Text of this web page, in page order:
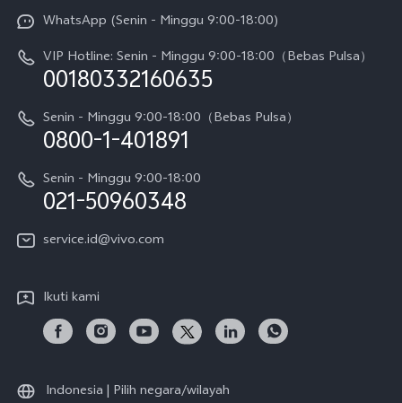
V70
V70 FE
Y05
X300 Pro
Gerai Terdekat
Funtouch OS
Pembaruan Sistem
Harga Spare Part
Otentikasi IMEI
Kebijakan Garansi vivo
Layanan Perbaikan Antar Jemput
Unduh LUT untuk Memulihkan Log
Sejarah
Berita
Pemberitahuan Hukum
Tentang Kami
Pusat Privasi vivo
WhatsApp (Senin - Minggu 9:00-18:00)
VIP Hotline: Senin - Minggu 9:00-18:00（Bebas Pulsa）
00180332160635
Senin - Minggu 9:00-18:00（Bebas Pulsa）
0800-1-401891
Senin - Minggu 9:00-18:00
021-50960348
service.id@vivo.com
Ikuti kami
Indonesia | Pilih negara/wilayah